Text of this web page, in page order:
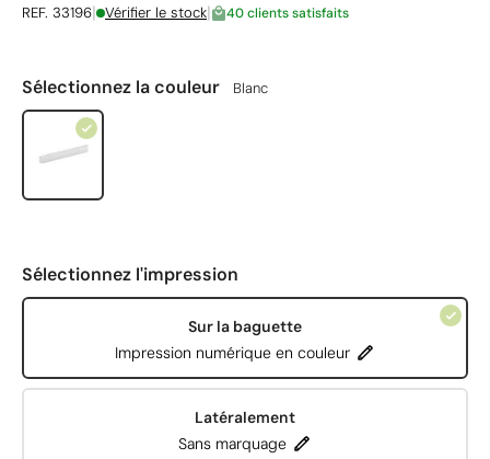
REF. 33196| Vérifier le stock| 40 clients satisfaits
Sélectionnez la couleur Blanc
Sélectionnez l'impression
Sur la baguette
Impression numérique en couleur
Latéralement
Sans marquage